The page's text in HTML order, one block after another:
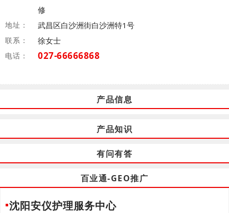
修
地址： 武昌区白沙洲街白沙洲特1号
联系： 徐女士
电话： 027-66666868
产品信息
产品知识
有问有答
百业通-GEO推广
沈阳安仪护理服务中心